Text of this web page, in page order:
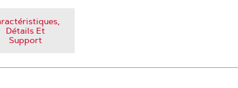
Détails Et
Support